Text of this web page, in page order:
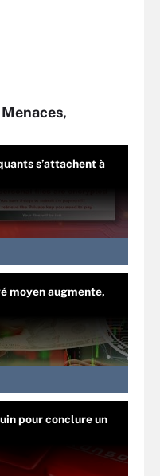
s’attachent à
moyen augmente,
pour conclure un